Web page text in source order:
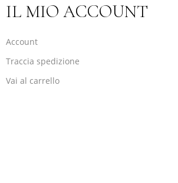
IL MIO ACCOUNT
Account
Traccia spedizione
Vai al carrello